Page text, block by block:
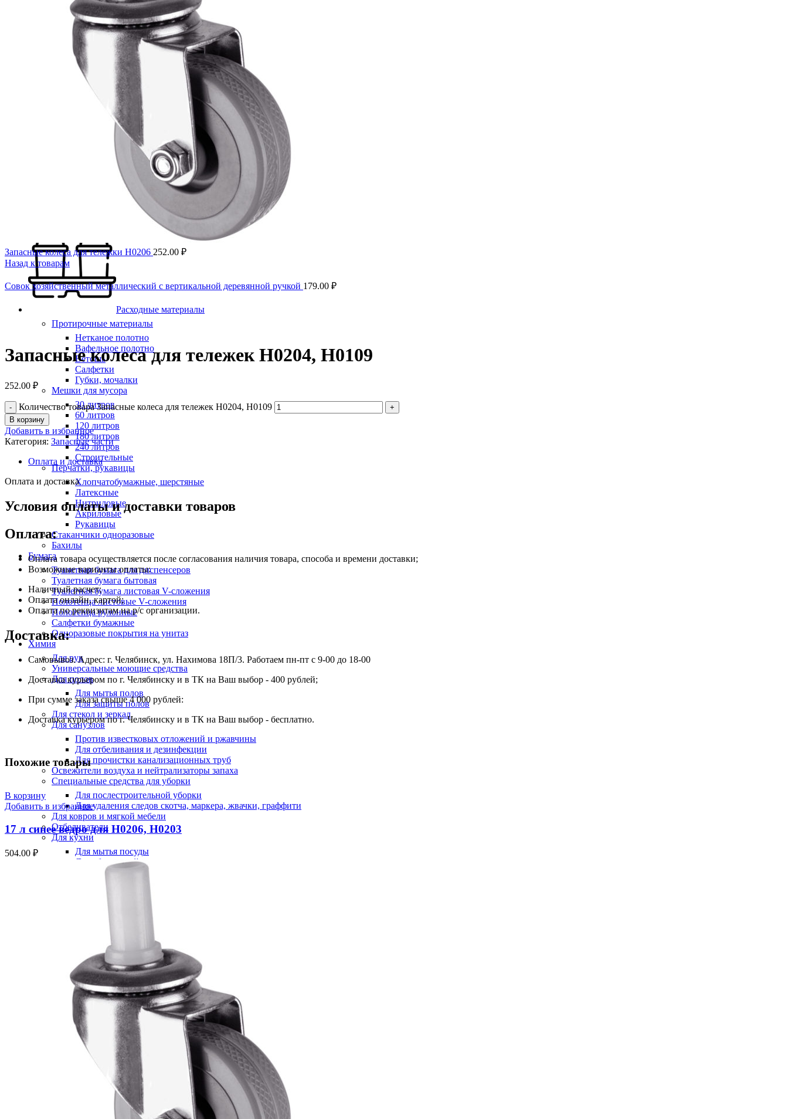
Флаундеры
Щетки, метлы, веники
Ведра
Мопы
Наборы
Для окон
Ведра
Скребки
Сквиджи
Окномойки
Шубки с держателем
Шубки сменные
Шесты телескопические
Опрыскиватели
Оборудование для туалетных комнат
Диспенсера для туалетной бумаги
Диспенсера для бумажных полотенец
Расходные материалы
Протирочные материалы
Нетканое полотно
Вафельное полотно
Ветошь
Салфетки
Губки, мочалки
Мешки для мусора
30 литров
60 литров
120 литров
180 литров
240 литров
Строительные
Перчатки, рукавицы
Хлопчатобумажные, шерстяные
Латексные
Нитриловые
Акриловые
Рукавицы
Стаканчики одноразовые
Бахилы
Бумага
Туалетная бумага для диспенсеров
Туалетная бумага бытовая
Туалетная бумага листовая V-сложения
Полотенца листовые V-сложения
Полотенца рулонные
Салфетки бумажные
Одноразовые покрытия на унитаз
Химия
Для рук
Универсальные моющие средства
Для полов
Для мытья полов
Для защиты полов
Для стекол и зеркал
Для санузлов
Против известковых отложений и ржавчины
Для отбеливания и дезинфекции
Для прочистки канализационных труб
Освежители воздуха и нейтрализаторы запаха
Специальные средства для уборки
Для послестроительной уборки
Для удаления следов скотча, маркера, жвачки, граффити
Для ковров и мягкой мебели
Отбеливатели
Для кухни
Для мытья посуды
Для абразивной чистки
Для удаления пригаров и обезжиривания
Средства для стирки
Пятновыводители
Хозяйственный инвентарь
Снегоуборочный инвентарь
Лопаты
Движки, скреперы
Черенки
Ледорубы, скребки
Поломоечные машины, роторы
Пылеводососы
Каталог товаров
Оплата и доставка
Запасные колеса для тележки H0206 252.00 ₽
Назад к товарам
Совок хозяйственный металлический с вертикальной деревянной ручкой 179.00 ₽
Нажмите, чтобы увеличить
Запасные колеса для тележек H0204, H0109
252.00 ₽
Количество товара Запасные колеса для тележек H0204, H0109
В корзину
Добавить в избранное
Категория: Запасные части
Оплата и доставка
Оплата и доставка
Условия оплаты и доставки товаров
Оплата:
Оплата товара осуществляется после согласования наличия товара, способа и времени доставки;
Возможные варианты оплаты:
Наличный расчет;
Оплата онлайн, картой;
Оплата по реквизитам на р/с организации.
Доставка:
Самовывоз. Адрес: г. Челябинск, ул. Нахимова 18П/3. Работаем пн-пт с 9-00 до 18-00
Доставка курьером по г. Челябинску и в ТК на Ваш выбор - 400 рублей;
При сумме заказа свыше 4 000 рублей:
Доставка курьером по г. Челябинску и в ТК на Ваш выбор - бесплатно.
Похожие товары
В корзину
Добавить в избранное
17 л синее ведро для H0206, Н0203
504.00 ₽